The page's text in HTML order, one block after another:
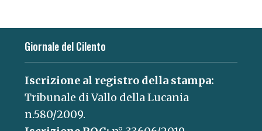
Giornale del Cilento
Iscrizione al registro della stampa:
Tribunale di Vallo della Lucania
n.580/2009.